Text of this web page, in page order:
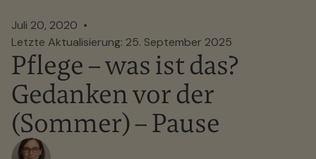
Juli 20, 2020
Letzte Aktualisierung: 25. September 2025
Pflege – was ist das?
Gedanken vor der
(Sommer) – Pause